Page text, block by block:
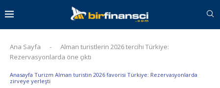
Ana Sayfa -
Alman turistlerin 2026 tercihi Türkiye:
Rezervasyonlarda öne çıktı
Anasayfa Turizm Alman turistin 2026 favorisi Türkiye: Rezervasyonlarda
zirveye yerleşti